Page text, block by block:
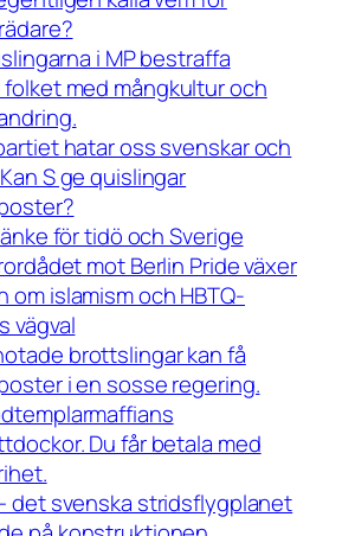
i MP bestraffa
folket med mångkultur och
hatar oss svenskar och
S ge quislingar
för tidö och Sverige
mot Berlin Pride växer
om islamism och HBTQ-
vägval
brottslingar kan få
i en sosse regering.
Du får betala med
det svenska stridsflygplanet